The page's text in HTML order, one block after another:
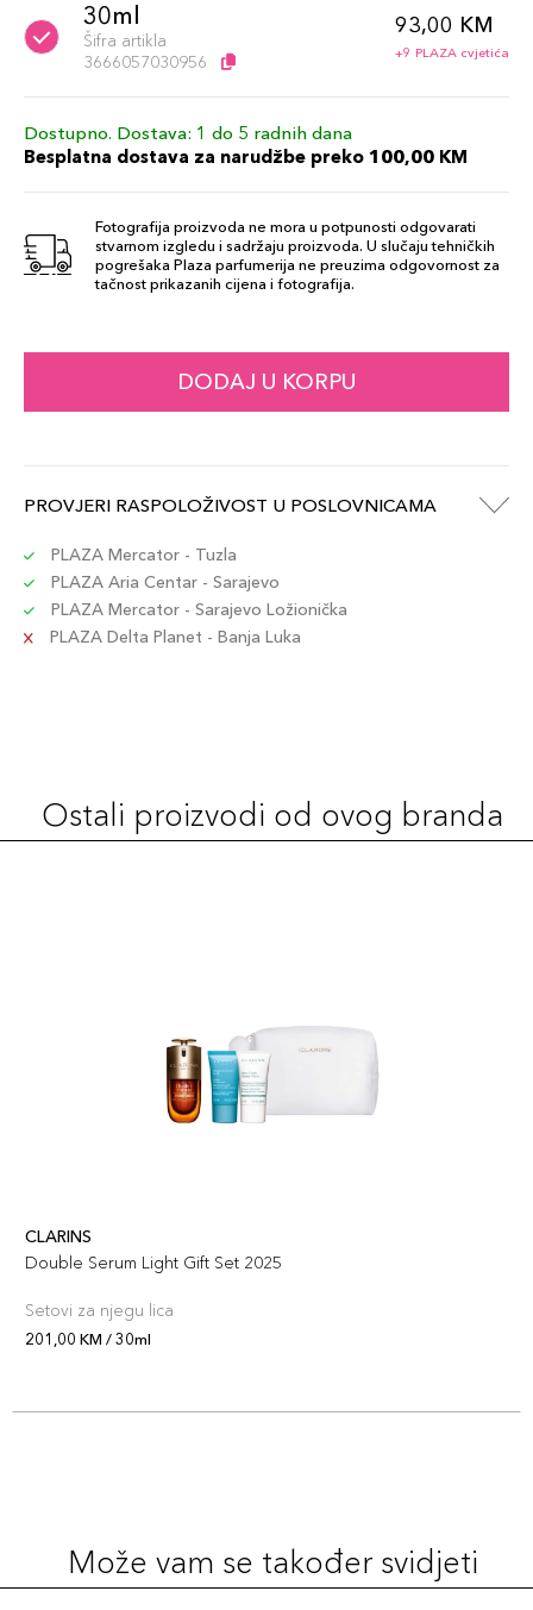
30ml
Šifra artikla
3666057030956
93,00 KM
+9 PLAZA cvjetića
Dostupno. Dostava: 1 do 5 radnih dana
Besplatna dostava za narudžbe preko 100,00 KM
Fotografija proizvoda ne mora u potpunosti odgovarati
stvarnom izgledu i sadržaju proizvoda. U slučaju tehničkih
pogrešaka Plaza parfumerija ne preuzima odgovornost za
tačnost prikazanih cijena i fotografija.
DODAJ U KORPU
PROVJERI RASPOLOŽIVOST U POSLOVNICAMA
PLAZA Mercator - Tuzla
PLAZA Aria Centar - Sarajevo
PLAZA Mercator - Sarajevo Ložionička
PLAZA Delta Planet - Banja Luka
Ostali proizvodi od ovog branda
CLARINS
Double Serum Light Gift Set 2025
Setovi za njegu lica
201,00 KM / 30ml
Može vam se također svidjeti